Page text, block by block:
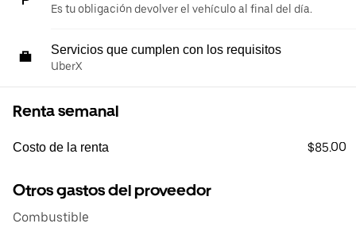
Es tu obligación devolver el vehículo al final del día.
Servicios que cumplen con los requisitos
UberX
Renta semanal
Costo de la renta $85.00
Otros gastos del proveedor
Combustible